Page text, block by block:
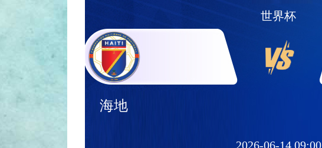
世界杯
海地
2026-06-14 09:00